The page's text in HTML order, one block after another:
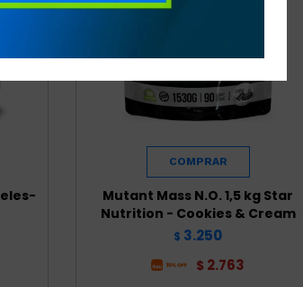
Mutant Mass N.O. 1,5 kg Star
Nutrition - Cookies & Cream
$ 3.250
$ 2.763